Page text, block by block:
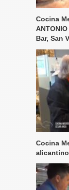
Cocina
Bar, San
Cocina